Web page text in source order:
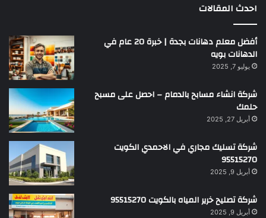
احدث المقالات
أفضل معلم دهانات بجدة | خبرة 20 عام في
الدهانات بويه
يوليو 7, 2025
شركة انشاء مسابح بالدمام – احصل على مسبح
حلمك
أبريل 27, 2025
شركة تسليك مجاري في الاحمدي الكويت
95515270
أبريل 9, 2025
شركة تصليح خرير المياه بالكويت 95515270
أبريل 9, 2025